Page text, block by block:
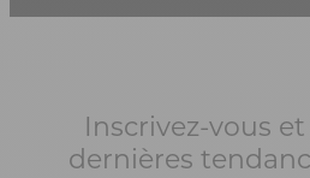
Inscrivez-vous
dernières